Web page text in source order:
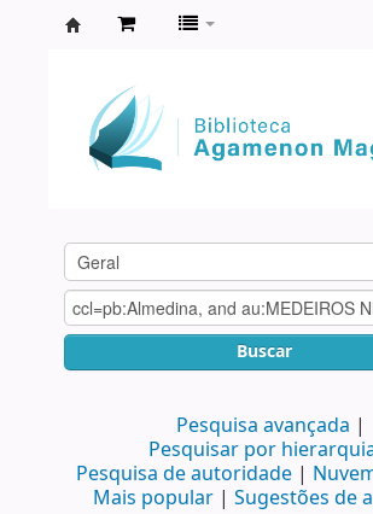
Agamenon
Magalhães
Buscar
Pesquisa avançada
Pesquisar por
Pesquisa de autoridade
Mais popular
Sugestões de